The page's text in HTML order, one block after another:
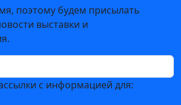
поэтому будем присылать
выставки и
с информацией для: